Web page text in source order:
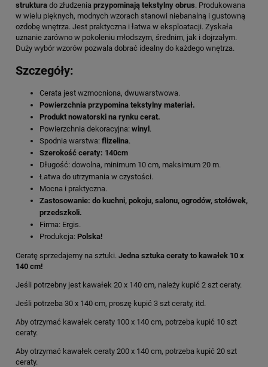
struktura do złudzenia przypominają tekstylny obrus. Produkowana
w wielu pięknych, modnych wzorach stanowi niebanalną i gustowną
ozdobę wnętrza. Jest praktyczna i łatwa w eksploatacji. Zyskała
uznanie zarówno w pokoleniu młodszym, średnim, jak i dojrzałym.
Duży wybór wzorów pozwala dobrać idealny do każdego wnętrza.
Szczegóły:
Cerata jest wzmocniona, dwuwarstwowa.
Powierzchnia przypomina tekstylny materiał.
Produkt nowatorski na rynku cerat.
Powierzchnia dekoracyjna: winyl.
Spodnia warstwa: flizelina.
Szerokość ceraty: 140cm
Długość: dowolna, minimum 10 cm, maksimum 20 m.
Łatwa do utrzymania w czystości.
Mocna i praktyczna.
Zastosowanie: do kuchni, pokoju, salonu, ogrodów, stołówek,
przedszkoli.
Firma: Ergis.
Produkcja: Polska!
Ceratę sprzedajemy na sztuki. Jedna sztuka ceraty to kawałek 10 x
140 cm!
Jeśli potrzebny jest kawałek 20 x 140 cm, należy kupić 2 szt ceraty.
Jeśli potrzeba 30 x 140 cm, proszę kupić 3 szt ceraty, itd.
Aby otrzymać kawałek ceraty 100 x 140 cm, potrzeba kupić 10 szt
ceraty.
Aby otrzymać kawałek ceraty 200 x 140 cm, potrzeba kupić 20 szt
ceraty.